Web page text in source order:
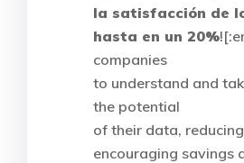
la satisfacción de
hasta en un 20%
companies
to understand and
the potential
of their data,
encouraging savings